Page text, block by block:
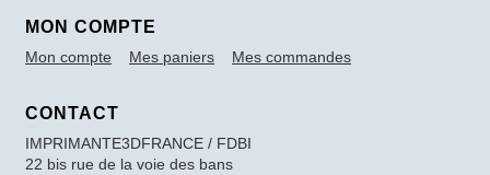
MON COMPTE
Mon compte Mes paniers Mes commandes
CONTACT
IMPRIMANTE3DFRANCE / FDBI
22 bis rue de la voie des bans